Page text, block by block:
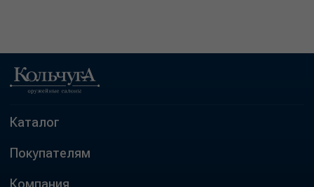
Каталог
Покупателям
Компания